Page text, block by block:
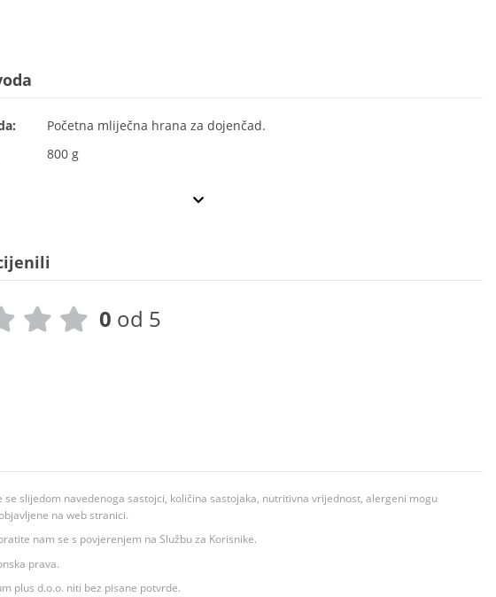
Početna mliječna hrana za dojenčad.
800 g
0 od 5
slijedom navedenoga sastojci, količina sastojaka, nutritivna vrijednost, alergeni mogu
na web stranici.
nam se s povjerenjem na Službu za Korisnike.
prava.
plus d.o.o. niti bez pisane potvrde.